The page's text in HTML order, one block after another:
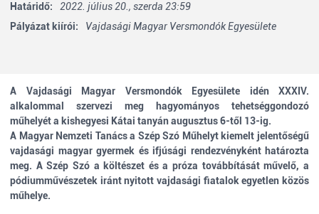
Határidő:
2022. július 20., szerda 23:59
Pályázat kiírói:
Vajdasági Magyar Versmondók Egyesülete
A Vajdasági Magyar Versmondók Egyesülete idén XXXIV.
alkalommal szervezi meg hagyományos tehetséggondozó
műhelyét a kishegyesi Kátai tanyánaugusztus 6-től 13-ig.
A Magyar Nemzeti Tanács a Szép Szó Műhelyt kiemelt jelentőségű
vajdasági magyar gyermek és ifjúsági rendezvényként határozta
meg. A Szép Szó a költészet és a próza továbbítását művelő, a
pódiumművészetek iránt nyitott vajdasági fiatalok egyetlen közös
műhelye.